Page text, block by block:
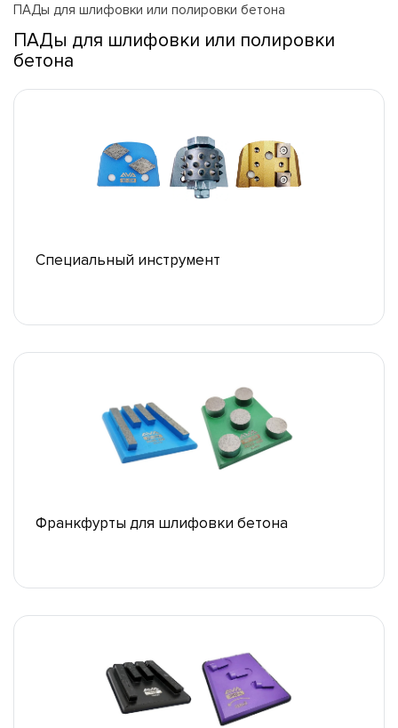
ПАДы для шлифовки или полировки бетона
ПАДы для шлифовки или полировки
бетона
Специальный инструмент
Франкфурты для шлифовки бетона